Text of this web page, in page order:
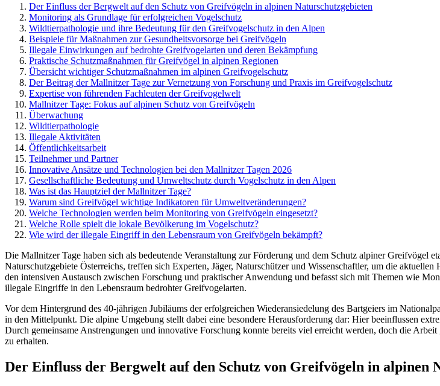
Der Einfluss der Bergwelt auf den Schutz von Greifvögeln in alpinen Naturschutzgebieten
Monitoring als Grundlage für erfolgreichen Vogelschutz
Wildtierpathologie und ihre Bedeutung für den Greifvogelschutz in den Alpen
Beispiele für Maßnahmen zur Gesundheitsvorsorge bei Greifvögeln
Illegale Einwirkungen auf bedrohte Greifvogelarten und deren Bekämpfung
Praktische Schutzmaßnahmen für Greifvögel in alpinen Regionen
Übersicht wichtiger Schutzmaßnahmen im alpinen Greifvogelschutz
Der Beitrag der Mallnitzer Tage zur Vernetzung von Forschung und Praxis im Greifvogelschutz
Expertise von führenden Fachleuten der Greifvogelwelt
Mallnitzer Tage: Fokus auf alpinen Schutz von Greifvögeln
Überwachung
Wildtierpathologie
Illegale Aktivitäten
Öffentlichkeitsarbeit
Teilnehmer und Partner
Innovative Ansätze und Technologien bei den Mallnitzer Tagen 2026
Gesellschaftliche Bedeutung und Umweltschutz durch Vogelschutz in den Alpen
Was ist das Hauptziel der Mallnitzer Tage?
Warum sind Greifvögel wichtige Indikatoren für Umweltveränderungen?
Welche Technologien werden beim Monitoring von Greifvögeln eingesetzt?
Welche Rolle spielt die lokale Bevölkerung im Vogelschutz?
Wie wird der illegale Eingriff in den Lebensraum von Greifvögeln bekämpft?
Die Mallnitzer Tage haben sich als bedeutende Veranstaltung zur Förderung und dem Schutz alpiner Greifvögel
Naturschutzgebiete Österreichs, treffen sich Experten, Jäger, Naturschützer und Wissenschaftler, um die
den intensiven Austausch zwischen Forschung und praktischer Anwendung und befasst sich mit Themen wie
illegale Eingriffe in den Lebensraum bedrohter Greifvogelarten.
Vor dem Hintergrund des 40-jährigen Jubiläums der erfolgreichen Wiederansiedelung des Bartgeiers im
in den Mittelpunkt. Die alpine Umgebung stellt dabei eine besondere Herausforderung dar: Hier beeinflussen
Durch gemeinsame Anstrengungen und innovative Forschung konnte bereits viel erreicht werden, doch die
zu erhalten.
Der Einfluss der Bergwelt auf den Schutz von Greifvögeln in alpinen